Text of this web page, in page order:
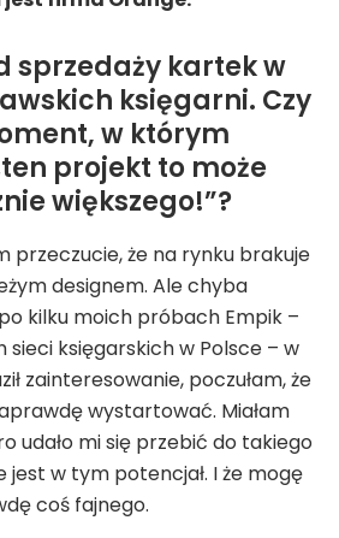
sprzedaży kartek w
księgarni. Czy
w którym
projekt to może
większego!”?
przeczucie, że na rynku brakuje
designem. Ale chyba
kilku moich próbach Empik –
sieci księgarskich w Polsce – w
zainteresowanie, poczułam, że
wystartować. Miałam
udało mi się przebić do takiego
jest w tym potencjał. I że mogę
coś fajnego.